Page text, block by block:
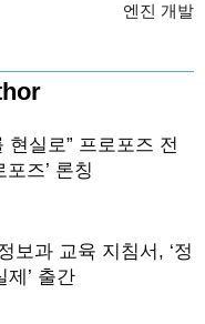
엔진 개발
현실로” 프로포즈 전
즈’ 론칭
보과 교육 지침서, ‘정
제’ 출간